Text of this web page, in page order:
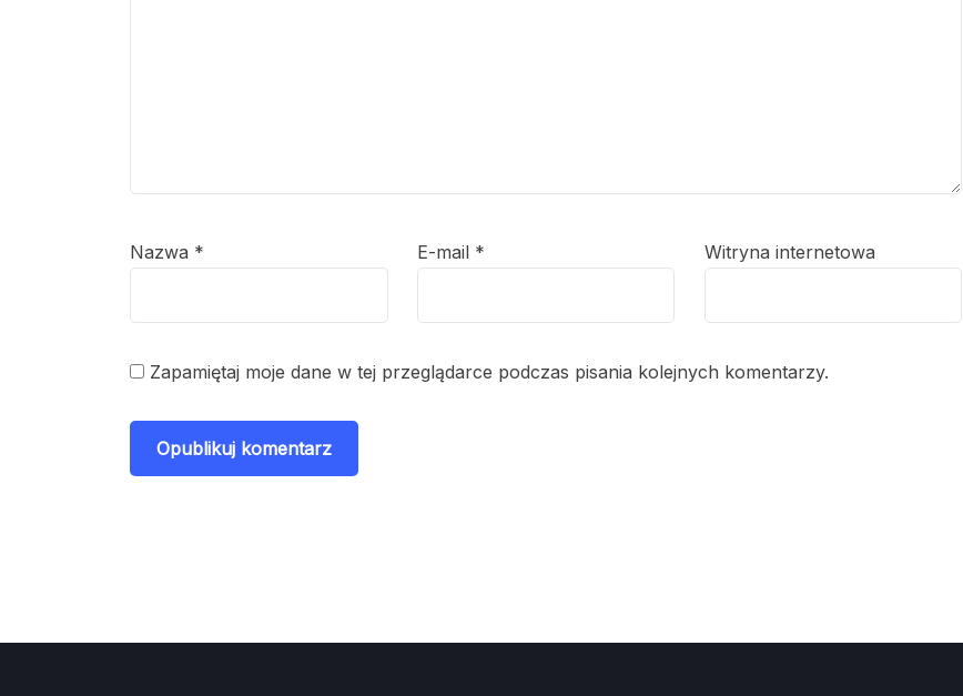
Nazwa * E-mail * Witryna internetowa
Zapamiętaj moje dane w tej przeglądarce podczas pisania kolejnych komentarzy.